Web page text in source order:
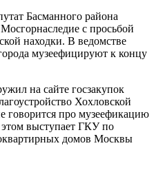
Басманного района
с просьбой
находки. В ведомстве
музеефицируют к концу
на сайте госзакупок
Хохловской
говорится про музеефикацию
этом выступает ГКУ по
домов Москвы